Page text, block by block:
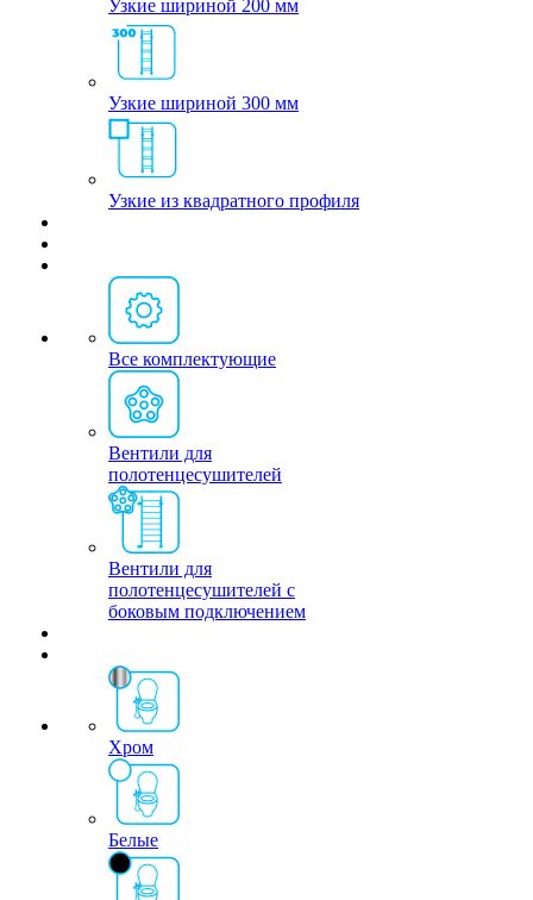
Узкие шириной 200 мм
Узкие шириной 300 мм
Узкие из квадратного профиля
Все комплектующие
Вентили для
полотенцесушителей
Вентили для
полотенцесушителей с
боковым подключением
Хром
Белые